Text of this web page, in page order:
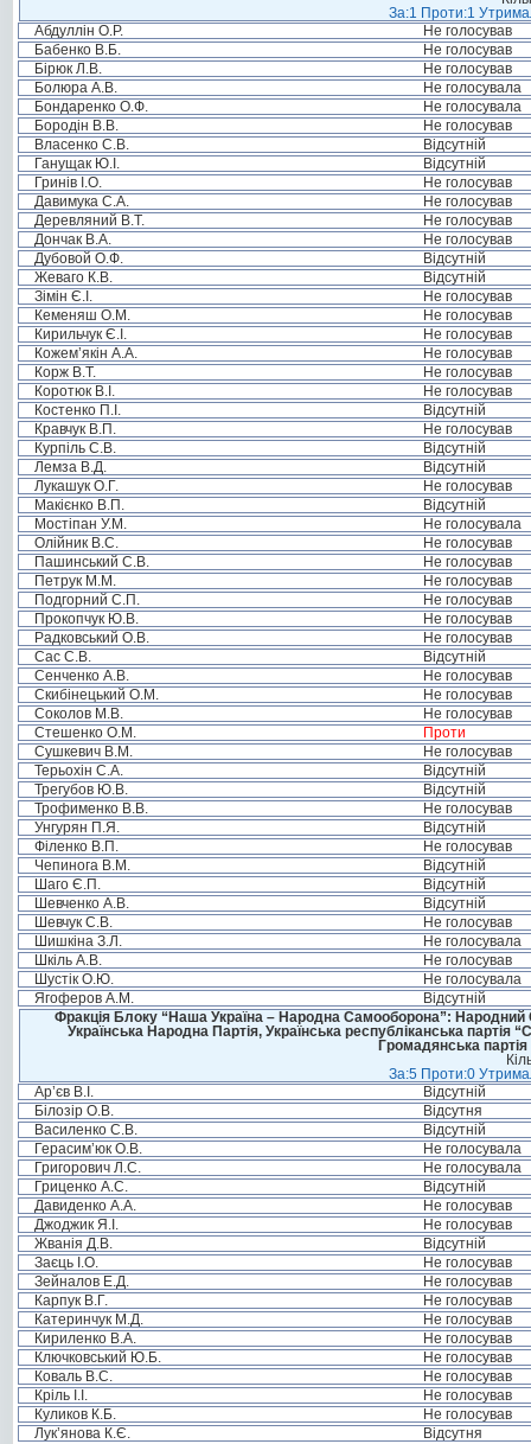
За:1 Проти:1
Абдуллін О.Р.
Не голосував
Бабенко В.Б.
Не голосував
Бірюк Л.В.
Не голосував
Болюра А.В.
Не голосувала
Бондаренко О.Ф.
Не голосувала
Бородін В.В.
Не голосував
Власенко С.В.
Відсутній
Ганущак Ю.І.
Відсутній
Гринів І.О.
Не голосував
Давимука С.А.
Не голосував
Деревляний В.Т.
Не голосував
Дончак В.А.
Не голосував
Дубовой О.Ф.
Відсутній
Жеваго К.В.
Відсутній
Зімін Є.І.
Не голосував
Кеменяш О.М.
Не голосував
Кирильчук Є.І.
Не голосував
Кожем’якін А.А.
Не голосував
Корж В.Т.
Не голосував
Коротюк В.І.
Не голосував
Костенко П.І.
Відсутній
Кравчук В.П.
Не голосував
Курпіль С.В.
Відсутній
Лемза В.Д.
Відсутній
Лукашук О.Г.
Не голосував
Макієнко В.П.
Відсутній
Мостіпан У.М.
Не голосувала
Олійник В.С.
Не голосував
Пашинський С.В.
Не голосував
Петрук М.М.
Не голосував
Подгорний С.П.
Не голосував
Прокопчук Ю.В.
Не голосував
Радковський О.В.
Не голосував
Сас С.В.
Відсутній
Сенченко А.В.
Не голосував
Скибінецький О.М.
Не голосував
Соколов М.В.
Не голосував
Стешенко О.М.
Проти
Сушкевич В.М.
Не голосував
Терьохін С.А.
Відсутній
Трегубов Ю.В.
Відсутній
Трофименко В.В.
Не голосував
Унгурян П.Я.
Відсутній
Філенко В.П.
Не голосував
Чепинога В.М.
Відсутній
Шаго Є.П.
Відсутній
Шевченко А.В.
Відсутній
Шевчук С.В.
Не голосував
Шишкіна З.Л.
Не голосувала
Шкіль А.В.
Не голосував
Шустік О.Ю.
Не голосувала
Ягоферов А.М.
Відсутній
Фракція Блоку “Наша Україна – Народна Самооборона”: Народний
Українська Народна Партія, Українська республіканська
Громадянська
За:5 Проти:0
Ар’єв В.І.
Відсутній
Білозір О.В.
Відсутня
Василенко С.В.
Відсутній
Герасим’юк О.В.
Не голосувала
Григорович Л.С.
Не голосувала
Гриценко А.С.
Відсутній
Давиденко А.А.
Не голосував
Джоджик Я.І.
Не голосував
Жванія Д.В.
Відсутній
Заєць І.О.
Не голосував
Зейналов Е.Д.
Не голосував
Карпук В.Г.
Не голосував
Катеринчук М.Д.
Не голосував
Кириленко В.А.
Не голосував
Ключковський Ю.Б.
Не голосував
Коваль В.С.
Не голосував
Кріль І.І.
Не голосував
Куликов К.Б.
Не голосував
Лук’янова К.Є.
Відсутня